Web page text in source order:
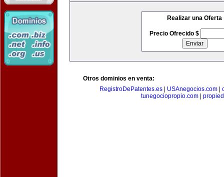
Realizar una Oferta
Precio Ofrecido $
Otros dominios en venta:
RegistroDePatentes.es
USAnegocios.com
tunegociopropio.com|